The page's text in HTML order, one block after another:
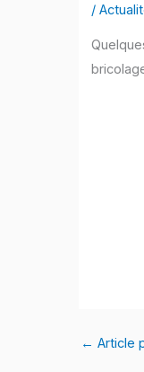
/
← Article